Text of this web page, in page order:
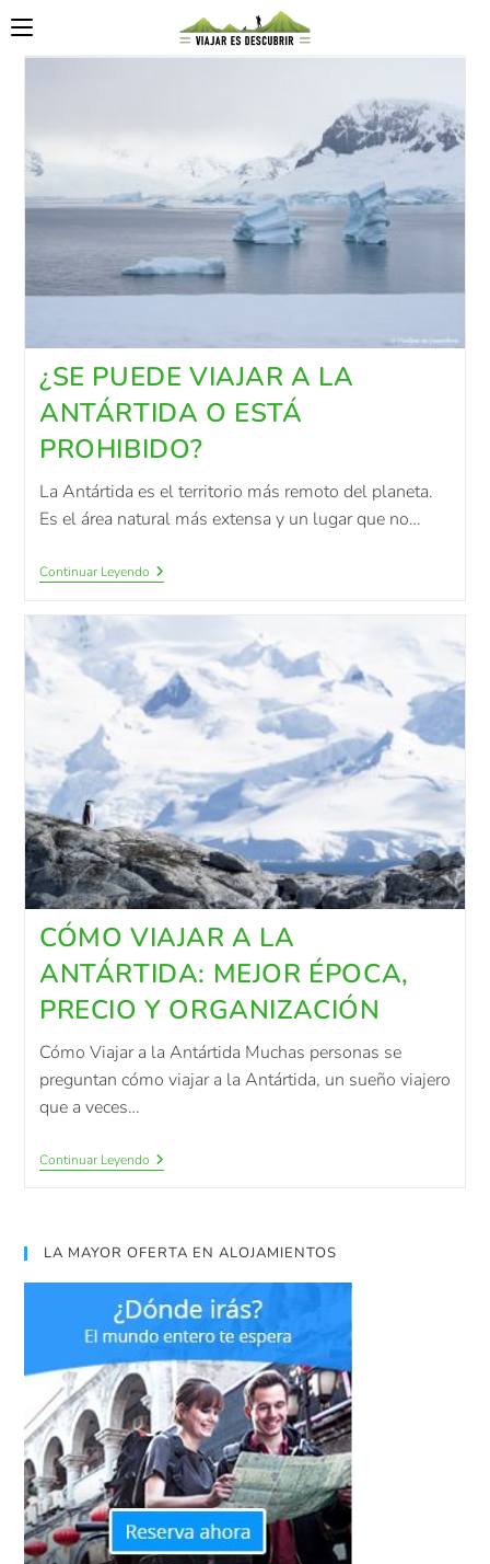
¿SE PUEDE VIAJAR A LA
ANTÁRTIDA O ESTÁ
PROHIBIDO?
La Antártida es el territorio más remoto del planeta.
Es el área natural más extensa y un lugar que no…
Continuar Leyendo
CÓMO VIAJAR A LA
ANTÁRTIDA: MEJOR ÉPOCA,
PRECIO Y ORGANIZACIÓN
Cómo Viajar a la Antártida Muchas personas se
preguntan cómo viajar a la Antártida, un sueño viajero
que a veces…
Continuar Leyendo
LA MAYOR OFERTA EN ALOJAMIENTOS